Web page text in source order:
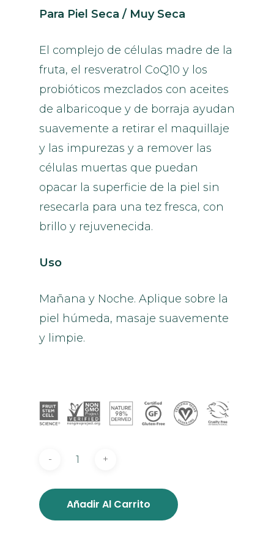
Para Piel Seca / Muy Seca
El complejo de células madre de la
fruta, el resveratrol CoQ10 y los
probióticos mezclados con aceites
de albaricoque y de borraja ayudan
suavemente a retirar el maquillaje
y las impurezas y a remover las
células muertas que puedan
opacar la superficie de la piel sin
resecarla para una tez fresca, con
brillo y rejuvenecida.
Uso
Mañana y Noche. Aplique sobre la
piel húmeda, masaje suavemente
y limpie.
Añadir Al Carrito